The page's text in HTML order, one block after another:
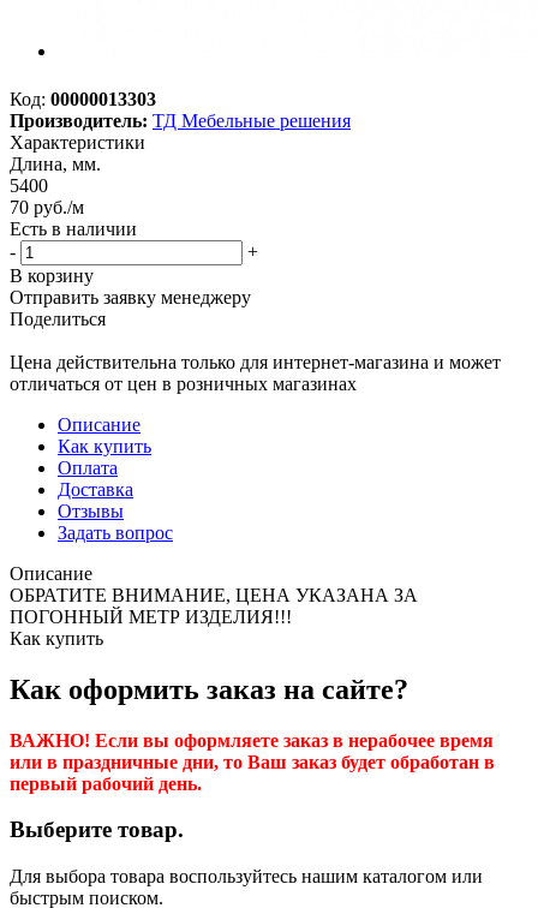
Код: 00000013303
Производитель: ТД Мебельные решения
Характеристики
Длина, мм.
5400
70 руб./м
Есть в наличии
-
+
В корзину
Отправить заявку менеджеру
Поделиться
Цена действительна только для интернет-магазина и может
отличаться от цен в розничных магазинах
Описание
Как купить
Оплата
Доставка
Отзывы
Задать вопрос
Описание
ОБРАТИТЕ ВНИМАНИЕ, ЦЕНА УКАЗАНА ЗА
ПОГОННЫЙ МЕТР ИЗДЕЛИЯ!!!
Как купить
Как оформить заказ на сайте?
ВАЖНО! Если вы оформляете заказ в нерабочее время
или в праздничные дни, то Ваш заказ будет обработан в
первый рабочий день.
Выберите товар.
Для выбора товара воспользуйтесь нашим каталогом или
быстрым поиском.